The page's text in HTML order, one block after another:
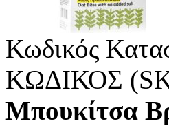
Κωδικός
ΚΩΔΙΚΟΣ
Μπουκίτσα